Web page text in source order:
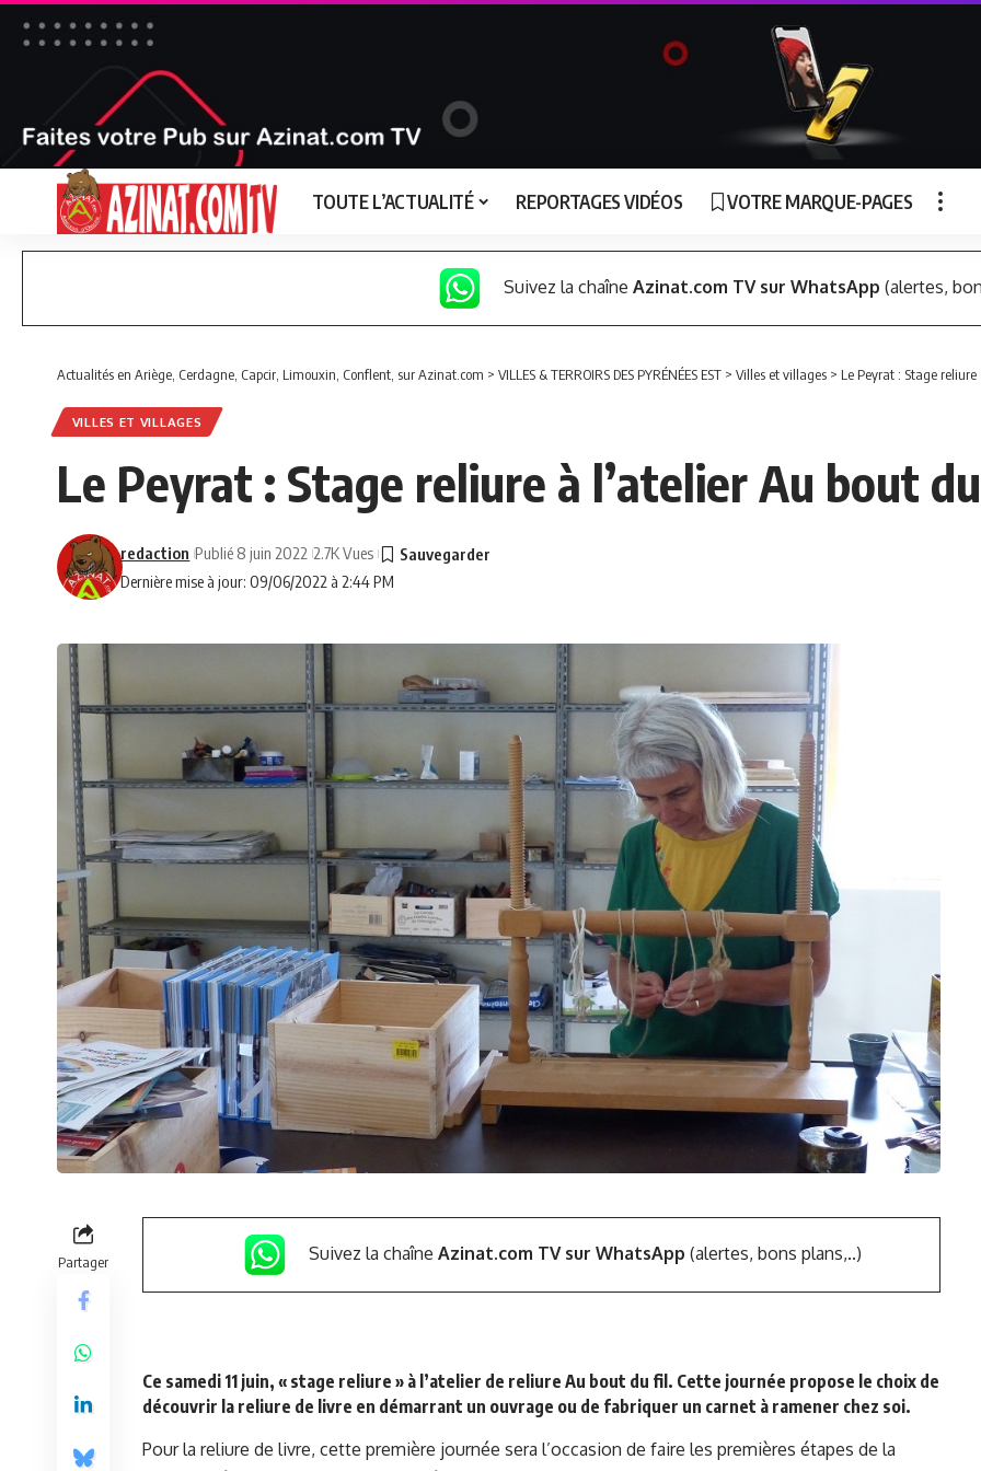
TOUTE L’ACTUALITÉ REPORTAGES VIDÉOS VOTRE MARQUE-PAGES
Suivez la chaîne Azinat.com TV sur WhatsApp (alertes,
Actualités en Ariège, Cerdagne, Capcir, Limouxin, Conflent, sur Azinat.com > VILLES & TERROIRS DES PYRÉNÉES EST > Villes et villages > Le Peyrat : Stage
VILLES ET VILLAGES
Le Peyrat : Stage reliure à l’atelier Au bout
Dernière mise à jour: 09/06/2022 à 2:44 PM
redaction Publié 8 juin 2022 2.7K Vues
Partager Suivez la chaîne Azinat.com TV sur WhatsApp (alertes, bons plans,..)
Ce samedi 11 juin, « stage reliure » à l’atelier de reliure Au bout du fil. Cette journée propose le choix de
découvrir la reliure de livre en démarrant un ouvrage ou de fabriquer un carnet à ramener chez soi.
Pour la reliure de livre, cette première journée sera l’occasion de faire les premières étapes de la